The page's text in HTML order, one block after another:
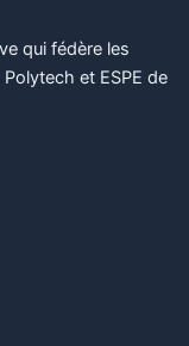
qui fédère les
et ESPE de